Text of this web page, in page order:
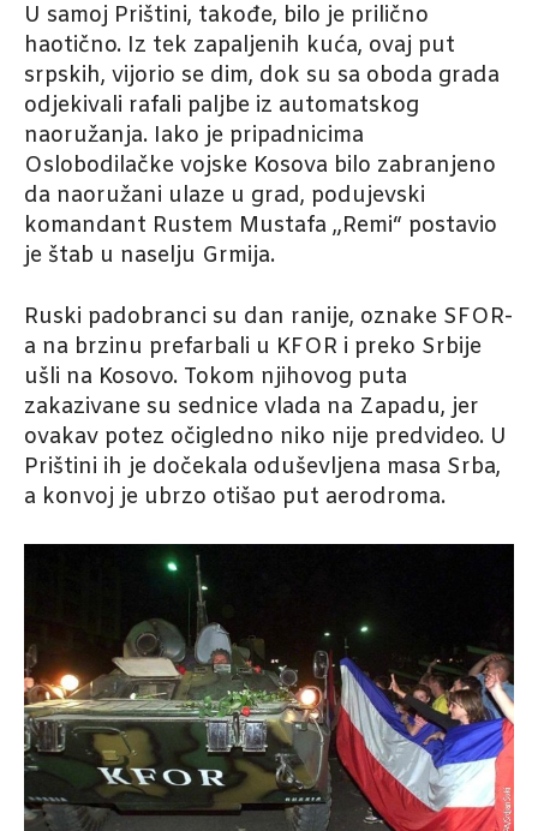
U samoj Prištini, takođe, bilo je prilično
haotično. Iz tek zapaljenih kuća, ovaj put
srpskih, vijorio se dim, dok su sa oboda grada
odjekivali rafali paljbe iz automatskog
naoružanja. Iako je pripadnicima
Oslobodilačke vojske Kosova bilo zabranjeno
da naoružani ulaze u grad, podujevski
komandant Rustem Mustafa „Remi“ postavio
je štab u naselju Grmija.
Ruski padobranci su dan ranije, oznake SFOR-
a na brzinu prefarbali u KFOR i preko Srbije
ušli na Kosovo. Tokom njihovog puta
zakazivane su sednice vlada na Zapadu, jer
ovakav potez očigledno niko nije predvideo. U
Prištini ih je dočekala oduševljena masa Srba,
a konvoj je ubrzo otišao put aerodroma.